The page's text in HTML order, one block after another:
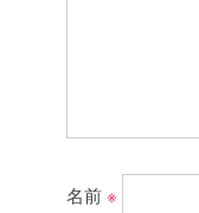
名前※